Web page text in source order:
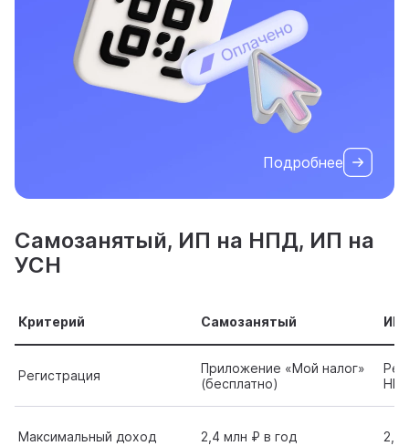
Подробнее
Самозанятый, ИП на НПД, ИП на
УСН
Критерий Самозанятый ИП
Регистрация
Приложение «Мой налог»
(бесплатно)
Максимальный доход 2,4 млн ₽ в год 2,4